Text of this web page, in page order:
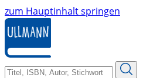
zum Hauptinhalt springen